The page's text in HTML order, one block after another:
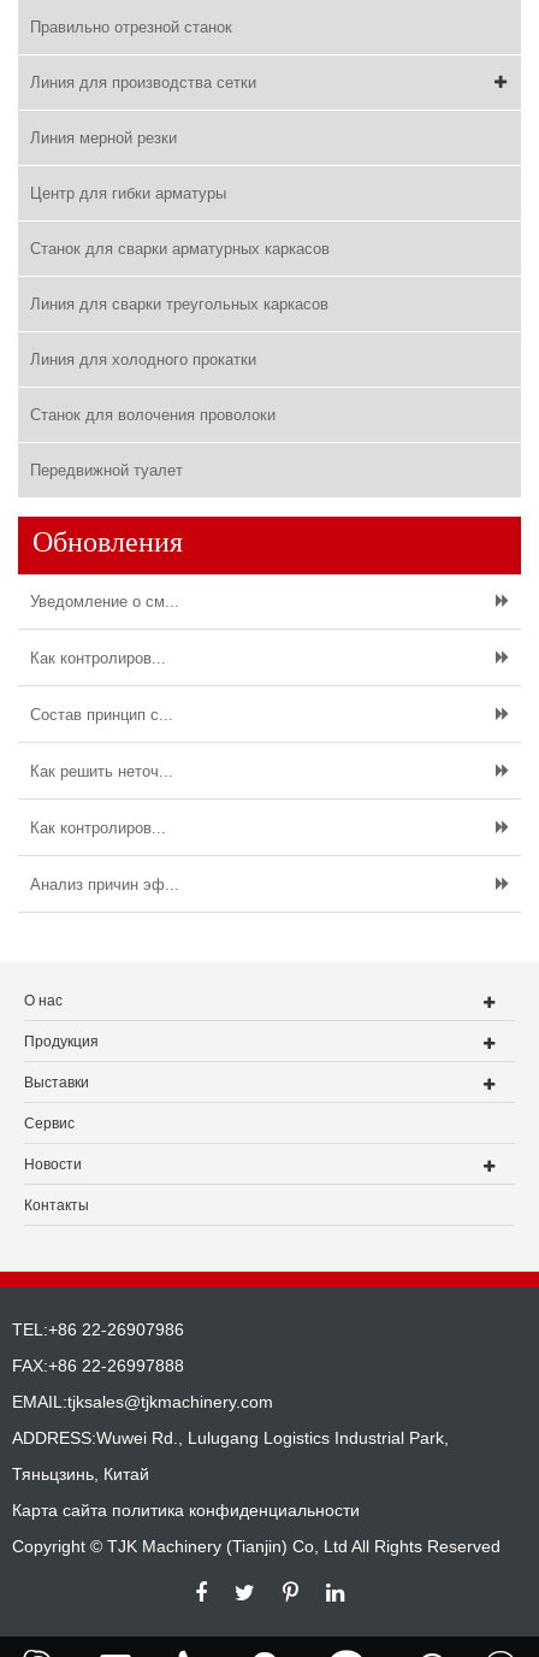
Правильно отрезной станок
Линия для производства сетки
Линия мерной резки
Центр для гибки арматуры
Станок для сварки арматурных каркасов
Линия для сварки треугольных каркасов
Линия для холодного прокатки
Станок для волочения проволоки
Передвижной туалет
Обновления
Уведомление о см...
Как контролиров...
Состав принцип с...
Как решить неточ...
Как контролиров...
Анализ причин эф...
О нас
Продукция
Выставки
Сервис
Новости
Контакты
TEL:+86 22-26907986
FAX:+86 22-26997888
EMAIL:tjksales@tjkmachinery.com
ADDRESS:Wuwei Rd., Lulugang Logistics Industrial Park,
Тяньцзинь, Китай
Карта сайта политика конфиденциальности
Copyright © TJK Machinery (Tianjin) Co, Ltd All Rights Reserved